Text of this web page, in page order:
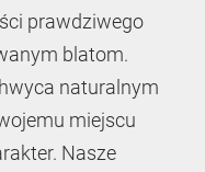
prawdziwego
blatom.
naturalnym
miejscu
Nasze